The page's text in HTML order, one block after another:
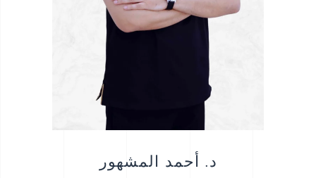
د. أحمد المشهور